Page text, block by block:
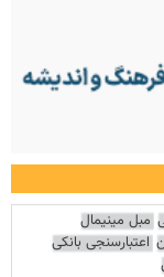
مبل مینیمال
اعتبارسنجی بانکی